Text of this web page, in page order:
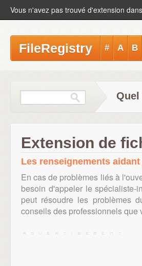
Vous n'avez pas trouvé d'extension
FileRegistry # A B
Extension de
Les renseignements
En cas de problèmes liés à
besoin d'appeler le spécialiste-
peut résoudre les problèmes
conseils des professionnels que